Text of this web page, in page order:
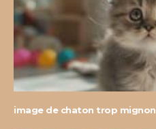
image de chaton trop mignon